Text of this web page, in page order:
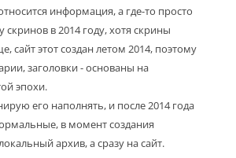
информация, а где-то просто
скринов в 2014 году, хотя скрины
сайт этот создан летом 2014, поэтому
заголовки - основаны на
эпохи.
его наполнять, и после 2014 года
в момент создания
архив, а сразу на сайт.